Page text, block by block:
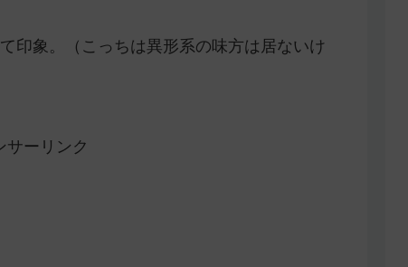
印象。（こっちは異形系の味方は居ないけ
サーリンク